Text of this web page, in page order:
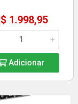
1.998,95
Adicionar